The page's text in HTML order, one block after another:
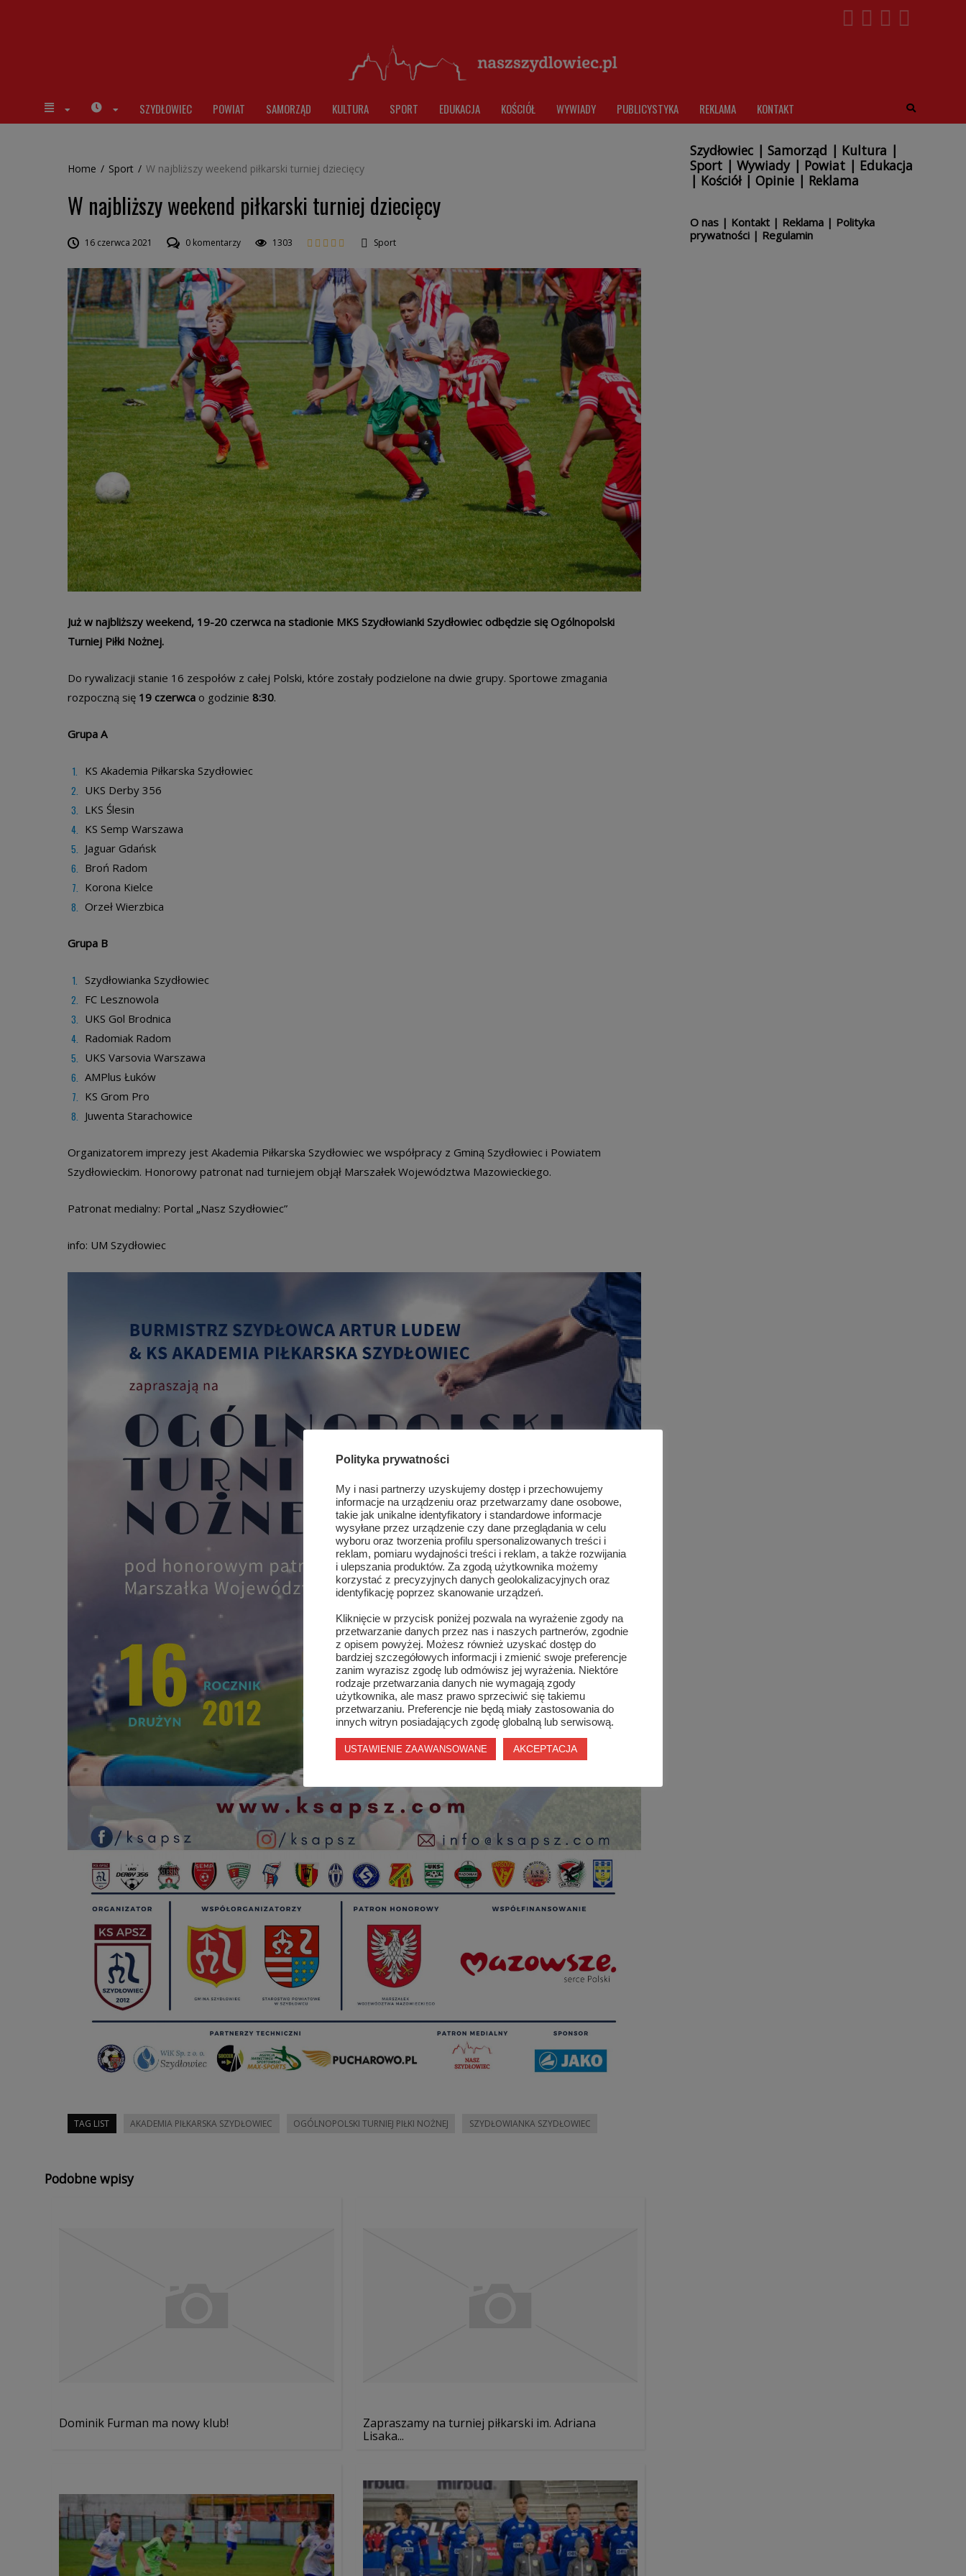
SZYDŁOWIEC POWIAT SAMORZĄD KULTURA SPORT EDUKACJA KOŚCIÓŁ WYWIADY PUBLICYSTYKA REKLAMA KONTAKT
Home / Sport / W najbliższy weekend piłkarski turniej dziecięcy
W najbliższy weekend piłkarski turniej dziecięcy
16 czerwca 2021 0 komentarzy 1303 Sport
Już w najbliższy weekend, 19-20 czerwca na stadionie MKS Szydłowianki Szydłowiec odbędzie się Ogólnopolski
Turniej Piłki Nożnej.
Do rywalizacji stanie 16 zespołów z całej Polski, które zostały podzielone na dwie grupy. Sportowe zmagania
rozpoczną się 19 czerwca o godzinie 8:30.
Grupa A
KS Akademia Piłkarska Szydłowiec
UKS Derby 356
LKS Ślesin
KS Semp Warszawa
Jaguar Gdańsk
Broń Radom
Korona Kielce
Orzeł Wierzbica
Grupa B
Szydłowianka Szydłowiec
FC Lesznowola
UKS Gol Brodnica
Radomiak Radom
UKS Varsovia Warszawa
AMPlus Łuków
KS Grom Pro
Juwenta Starachowice
Organizatorem imprezy jest Akademia Piłkarska Szydłowiec we współpracy z Gminą Szydłowiec i Powiatem
Szydłowieckim. Honorowy patronat nad turniejem objął Marszałek Województwa Mazowieckiego.
Patronat medialny: Portal „Nasz Szydłowiec”
info: UM Szydłowiec
TAG LIST AKADEMIA PIŁKARSKA SZYDŁOWIEC OGÓLNOPOLSKI TURNIEJ PIŁKI NOŻNEJ SZYDŁOWIANKA SZYDŁOWIEC
Podobne wpisy
Dominik Furman ma nowy klub!
Zapraszamy na turniej piłkarski im. Adriana
Lisaka...
Szydłowiec| Samorząd | Kultura |
Sport| Wywiady| Powiat| Edukacja
| Kościół| Opinie| Reklama
O nas| Kontakt| Reklama| Polityka
prywatności| Regulamin
Polityka prywatności
My i nasi partnerzy uzyskujemy dostęp i przechowujemy
informacje na urządzeniu oraz przetwarzamy dane osobowe,
takie jak unikalne identyfikatory i standardowe informacje
wysyłane przez urządzenie czy dane przeglądania w celu
wyboru oraz tworzenia profilu spersonalizowanych treści i
reklam, pomiaru wydajności treści i reklam, a także rozwijania
i ulepszania produktów. Za zgodą użytkownika możemy
korzystać z precyzyjnych danych geolokalizacyjnych oraz
identyfikację poprzez skanowanie urządzeń.
Kliknięcie w przycisk poniżej pozwala na wyrażenie zgody na
przetwarzanie danych przez nas i naszych partnerów, zgodnie
z opisem powyżej. Możesz również uzyskać dostęp do
bardziej szczegółowych informacji i zmienić swoje preferencje
zanim wyrazisz zgodę lub odmówisz jej wyrażenia. Niektóre
rodzaje przetwarzania danych nie wymagają zgody
użytkownika, ale masz prawo sprzeciwić się takiemu
przetwarzaniu. Preferencje nie będą miały zastosowania do
innych witryn posiadających zgodę globalną lub serwisową.
USTAWIENIE ZAAWANSOWANE AKCEPTACJA